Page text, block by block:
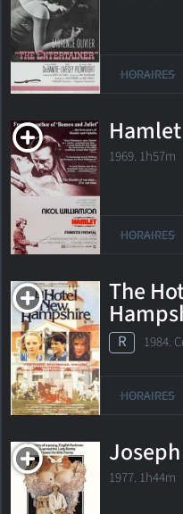
HORAIRES
Hamlet
1969.
HORAIRES
The
R 1984.
HORAIRES
1977.